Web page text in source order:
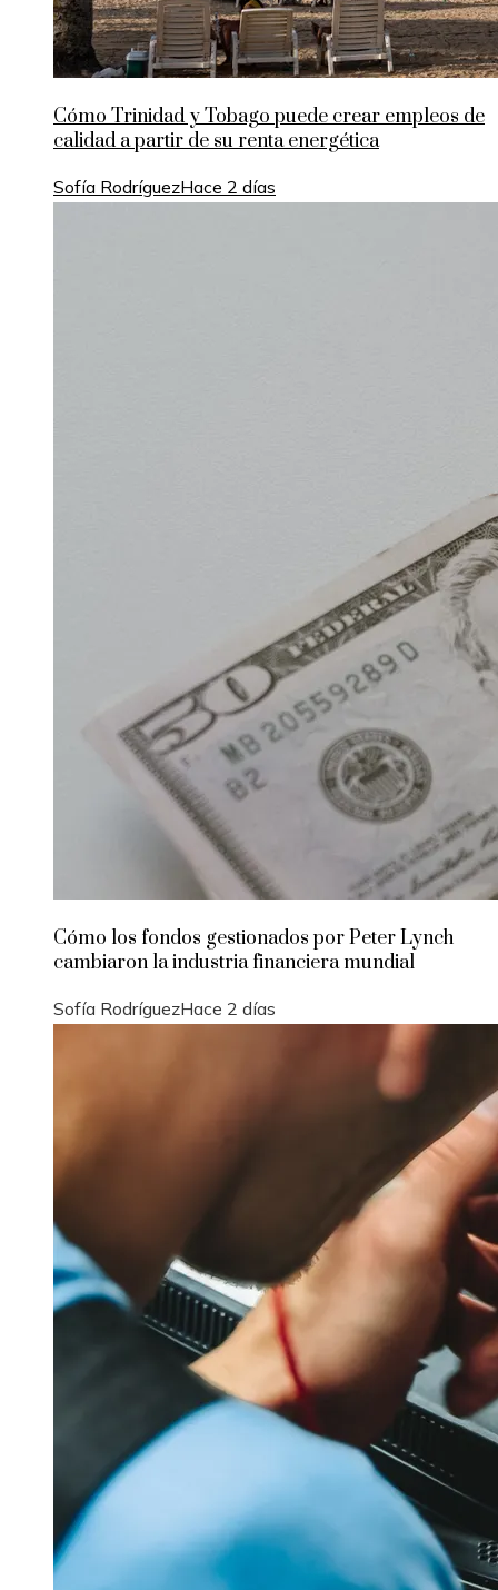
Cómo Trinidad y Tobago puede crear empleos de
calidad a partir de su renta energética
Sofía RodríguezHace 2 días
Cómo los fondos gestionados por Peter Lynch
cambiaron la industria financiera mundial
Sofía RodríguezHace 2 días